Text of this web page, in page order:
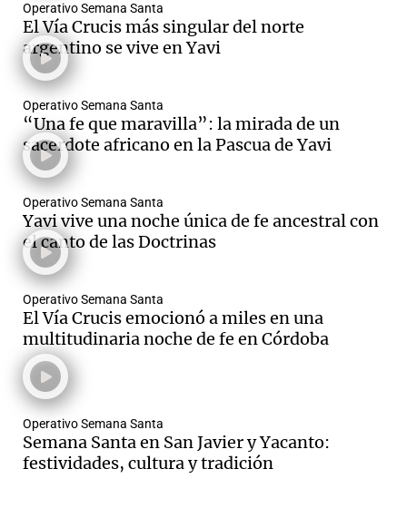
Operativo Semana Santa
El Vía Crucis más singular del norte
argentino se vive en Yavi
Operativo Semana Santa
“Una fe que maravilla”: la mirada de un
sacerdote africano en la Pascua de Yavi
Operativo Semana Santa
Yavi vive una noche única de fe ancestral con
el canto de las Doctrinas
Operativo Semana Santa
El Vía Crucis emocionó a miles en una
multitudinaria noche de fe en Córdoba
Operativo Semana Santa
Semana Santa en San Javier y Yacanto:
festividades, cultura y tradición
Mundial 2026